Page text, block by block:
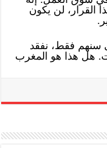
القرار، لن يكون
سنهم فقط، نفقد
هل هذا هو المغرب